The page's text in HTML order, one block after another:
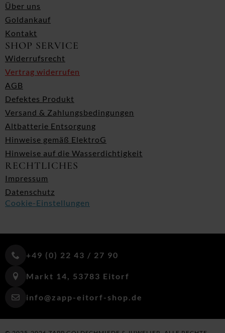
Über uns
Goldankauf
Kontakt
SHOP SERVICE
Widerrufsrecht
Vertrag widerrufen
AGB
Defektes Produkt
Versand & Zahlungsbedingungen
Altbatterie Entsorgung
Hinweise gemäß ElektroG
Hinweise auf die Wasserdichtigkeit
RECHTLICHES
Impressum
Datenschutz
Cookie-Einstellungen
+49 (0) 22 43 / 27 90
Markt 14, 53783 Eitorf
info@zapp-eitorf-shop.de